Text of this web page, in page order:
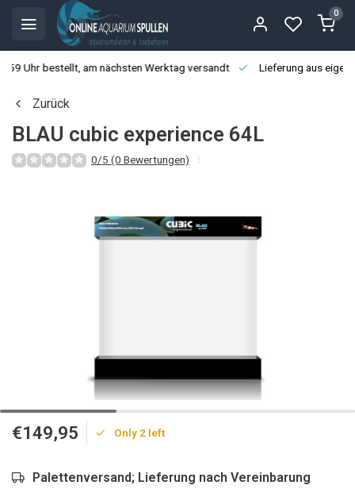
0
Uhr bestellt, am nächsten Werktag versandt Lieferung aus
Zurück
BLAU cubic experience 64L
0/5 (0 Bewertungen)
€149,95 Only 2 left
Palettenversand; Lieferung nach Vereinbarung